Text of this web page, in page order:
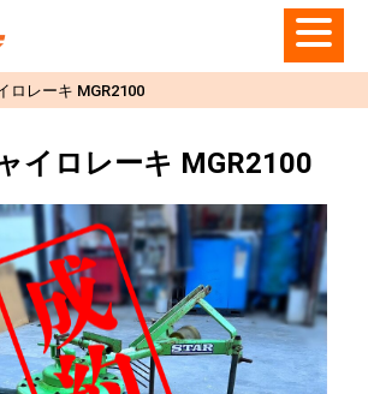
ロレーキ MGR2100
イロレーキ MGR2100